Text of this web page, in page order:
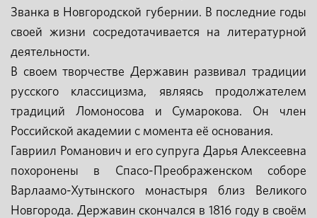
Званка в Новгородской губернии. В последние годы
своей жизни сосредотачивается на литературной
деятельности.
В своем творчестве Державин развивал традиции
русского классицизма, являясь продолжателем
традиций Ломоносова и Сумарокова. Он член
Российской академии с момента её основания.
Гавриил Романович и его супруга Дарья Алексеевна
похоронены в Спасо-Преображенском соборе
Варлаамо-Хутынского монастыря близ Великого
Новгорода. Державин скончался в 1816 году в своём